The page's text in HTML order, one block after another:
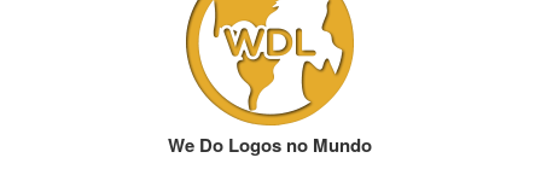
We Do Logos no Mundo